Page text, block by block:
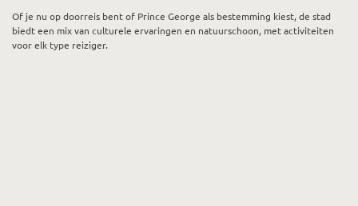
Of je nu op doorreis bent of Prince George als bestemming kiest, de stad
biedt een mix van culturele ervaringen en natuurschoon, met activiteiten
voor elk type reiziger.